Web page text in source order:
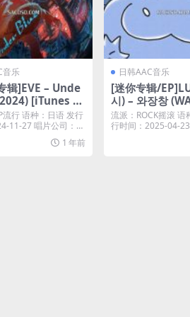
音乐
辑]EVE – Unde
[iTunes Pl
流行 语种：日语 发行
11-27 唱片公司：T
1 年前
日韩AAC音乐
[迷你专辑/
시) – 와장창
ANG) – EP
s Plus M4A]
流派：ROCK摇滚 语
行时间：2025-04-